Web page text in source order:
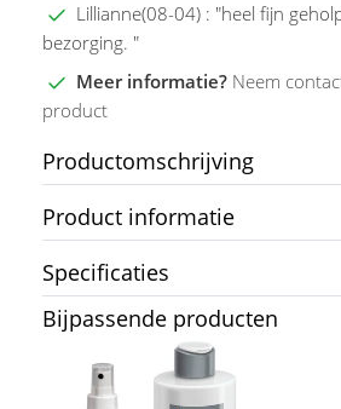
Lillianne(08-04) : "heel fijn
bezorging. "
Meer informatie? Neem
product
Productomschrijving
Product informatie
Specificaties
Bijpassende producten